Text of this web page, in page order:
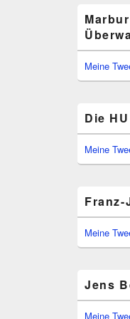
Meine
Die
Meine
Meine
Jens
Meine